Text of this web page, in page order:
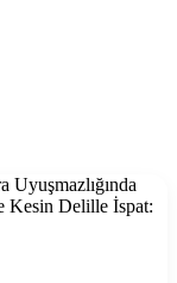
Uyuşmazlığında
Kesin Delille İspat: